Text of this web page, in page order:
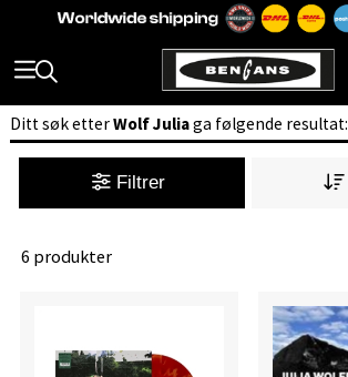
Ditt søk etterWolf Juliaga følgende resultat:
Filtrer
6 produkter